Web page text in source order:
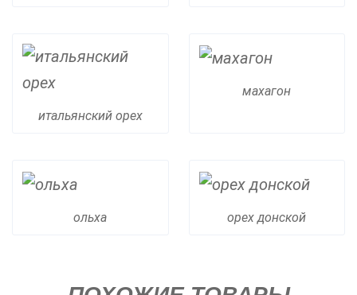
итальянский орех
махагон
ольха орех донской